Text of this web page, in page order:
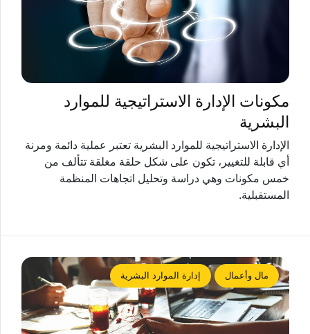
مكونات الإدارة الاستراتيجية للموارد
البشرية
الإدارة الاستراتيجية للموارد البشرية تعتبر عملية دائمة ومرنة
أي قابلة للتغيير، تكون على شكل حلقة مغلقة تتألف من
خمس مكونات وهي دراسة وتحليل اتجاهات المنظمة
المستقبلية.
مال وأعمال إدارة الموارد البشرية